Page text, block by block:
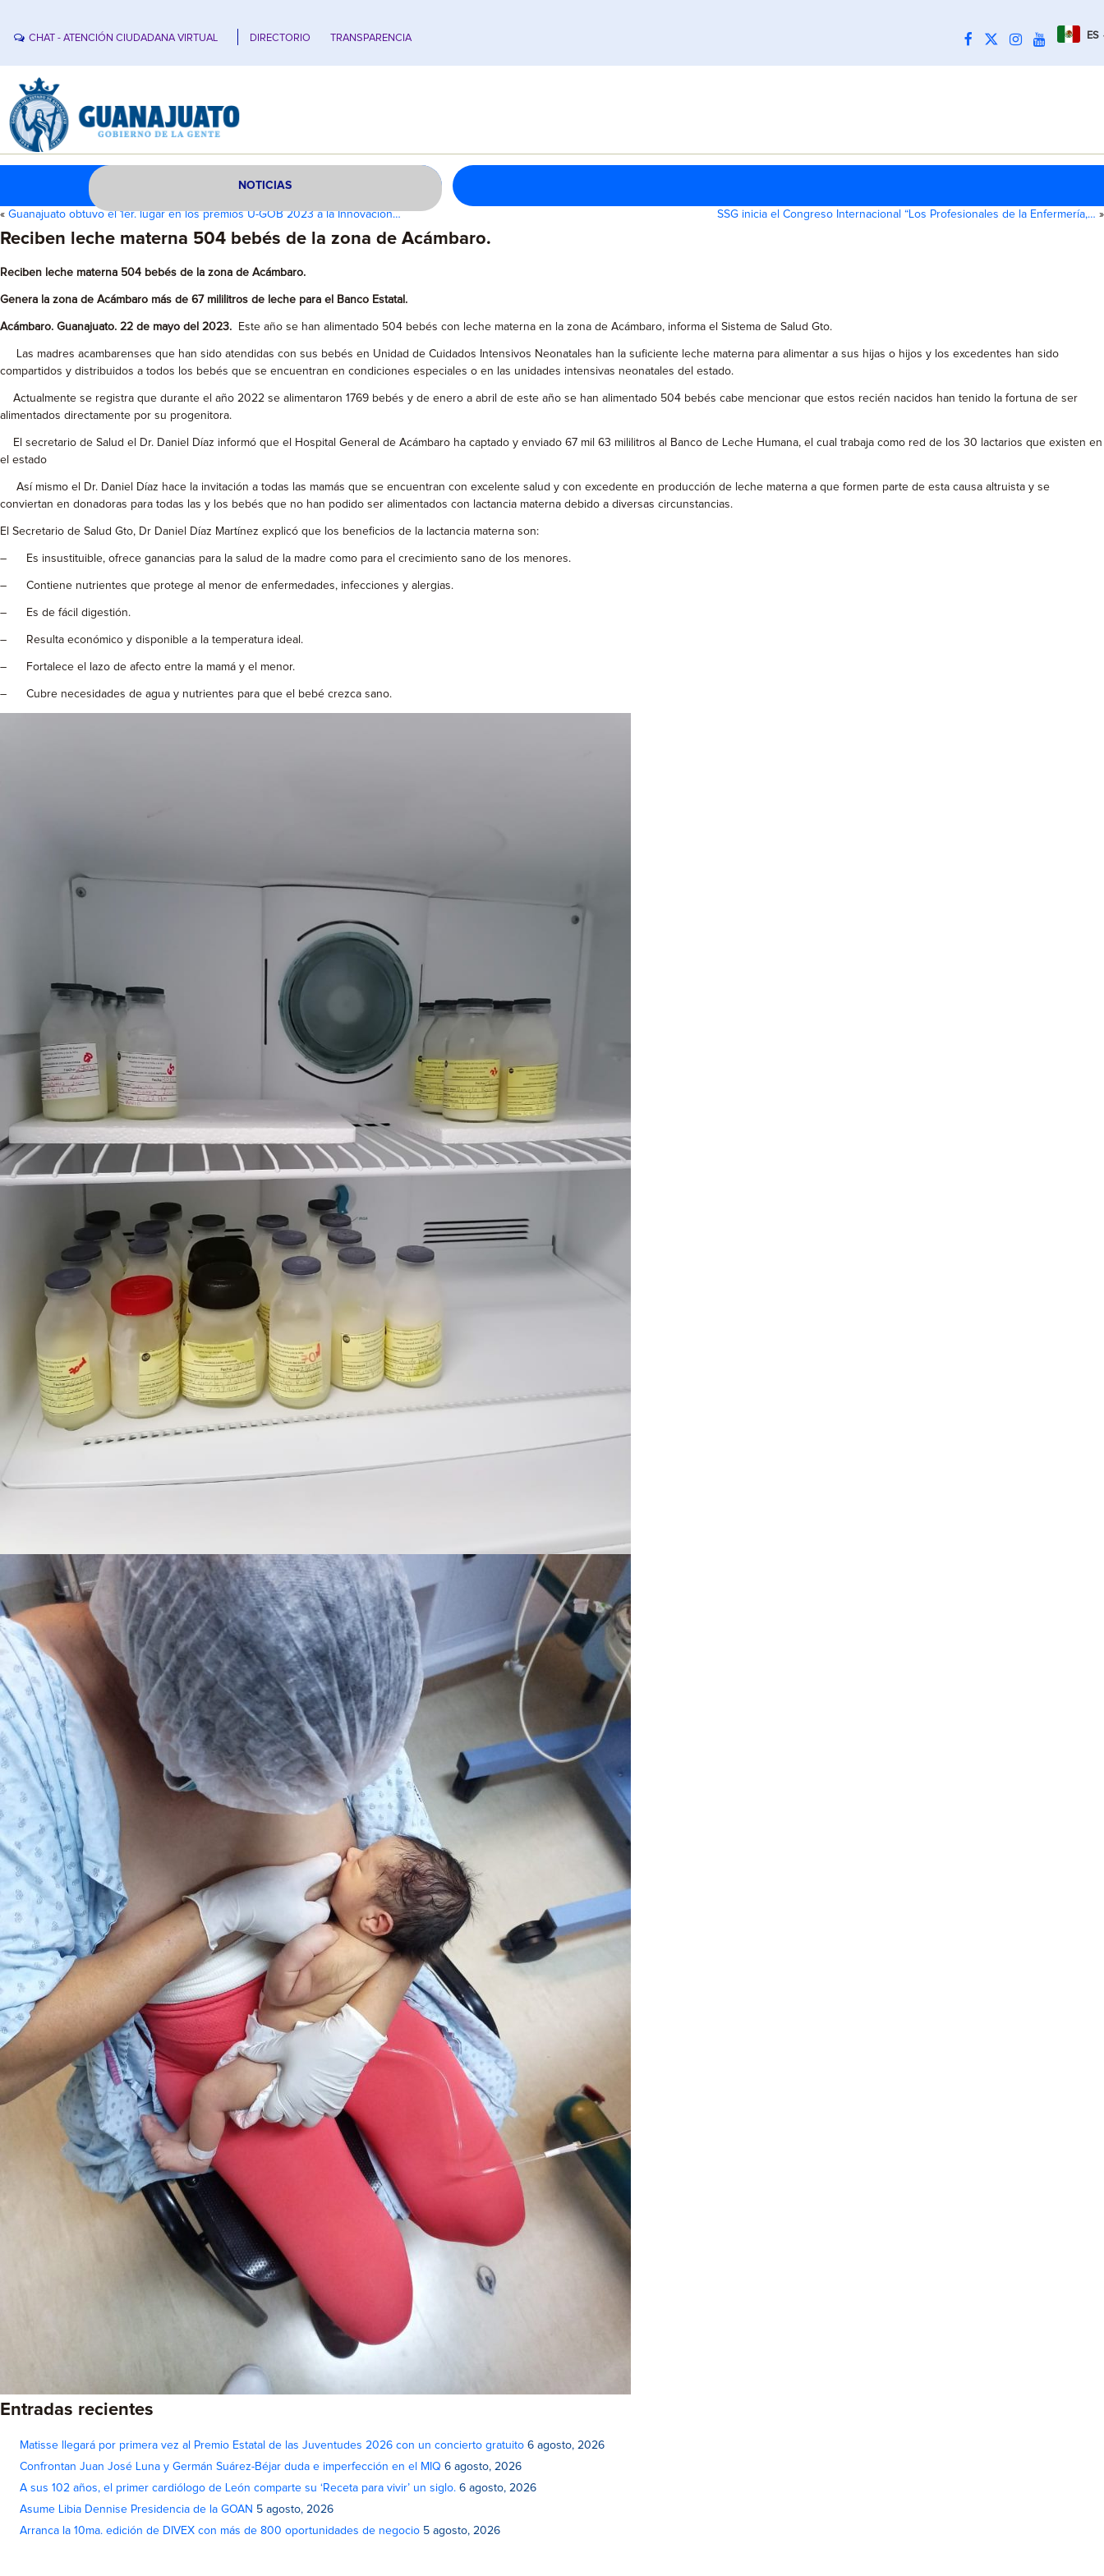
CHAT - ATENCIÓN CIUDADANA VIRTUAL DIRECTORIO TRANSPARENCIA ES
NOTICIAS
« Guanajuato obtuvo el 1er. lugar en los premios U-GOB 2023 a la Innovación… SSG inicia el Congreso Internacional “Los Profesionales de la Enfermería,… »
Reciben leche materna 504 bebés de la zona de Acámbaro.
Reciben leche materna 504 bebés de la zona de Acámbaro.
Genera la zona de Acámbaro más de 67 mililitros de leche para el Banco Estatal.
Acámbaro. Guanajuato. 22 de mayo del 2023. Este año se han alimentado 504 bebés con leche materna en la zona de Acámbaro, informa el Sistema de Salud Gto.
Las madres acambarenses que han sido atendidas con sus bebés en Unidad de Cuidados Intensivos Neonatales han la suficiente leche materna para alimentar a sus hijas o hijos y los excedentes han sido
compartidos y distribuidos a todos los bebés que se encuentran en condiciones especiales o en las unidades intensivas neonatales del estado.
Actualmente se registra que durante el año 2022 se alimentaron 1769 bebés y de enero a abril de este año se han alimentado 504 bebés cabe mencionar que estos recién nacidos han tenido la fortuna de ser
alimentados directamente por su progenitora.
El secretario de Salud el Dr. Daniel Díaz informó que el Hospital General de Acámbaro ha captado y enviado 67 mil 63 mililitros al Banco de Leche Humana, el cual trabaja como red de los 30 lactarios que existen en
el estado
Así mismo el Dr. Daniel Díaz hace la invitación a todas las mamás que se encuentran con excelente salud y con excedente en producción de leche materna a que formen parte de esta causa altruista y se
conviertan en donadoras para todas las y los bebés que no han podido ser alimentados con lactancia materna debido a diversas circunstancias.
El Secretario de Salud Gto, Dr Daniel Díaz Martínez explicó que los beneficios de la lactancia materna son:
– Es insustituible, ofrece ganancias para la salud de la madre como para el crecimiento sano de los menores.
– Contiene nutrientes que protege al menor de enfermedades, infecciones y alergias.
– Es de fácil digestión.
– Resulta económico y disponible a la temperatura ideal.
– Fortalece el lazo de afecto entre la mamá y el menor.
– Cubre necesidades de agua y nutrientes para que el bebé crezca sano.
Entradas recientes
Matisse llegará por primera vez al Premio Estatal de las Juventudes 2026 con un concierto gratuito 6 agosto, 2026
Confrontan Juan José Luna y Germán Suárez-Béjar duda e imperfección en el MIQ 6 agosto, 2026
A sus 102 años, el primer cardiólogo de León comparte su ‘Receta para vivir’ un siglo. 6 agosto, 2026
Asume Libia Dennise Presidencia de la GOAN 5 agosto, 2026
Arranca la 10ma. edición de DIVEX con más de 800 oportunidades de negocio 5 agosto, 2026